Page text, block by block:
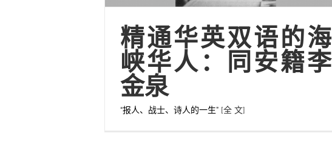
精通华英双语的海
峡华人：同安籍李
金泉
“报人、战士、诗人的一生” [全 文]